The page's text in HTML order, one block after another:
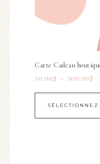
Carte Cadeau
30.00 $ – 300.00 $